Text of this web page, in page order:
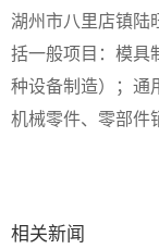
湖州市八里店镇陆
括一般项目：模具
种设备制造）；通
机械零件、零部件
相关新闻